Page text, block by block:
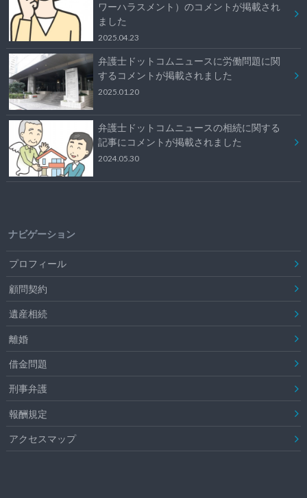
ワーハラスメント）のコメントが掲載され
ました
2025.04.23
弁護士ドットコムニュースに労働問題に関
するコメントが掲載されました
2025.01.20
弁護士ドットコムニュースの相続に関する
記事にコメントが掲載されました
2024.05.30
ナビゲーション
プロフィール
顧問契約
遺産相続
離婚
借金問題
刑事弁護
報酬規定
アクセスマップ